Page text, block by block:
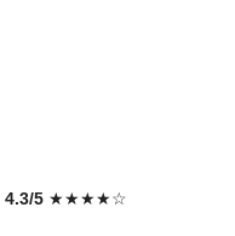
4.3/5 ★★★★☆